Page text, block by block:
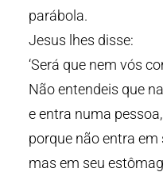
parábola.
Jesus lhes disse:
‘Será que nem vós
Não entendeis que
e entra numa
porque não entra em
mas em seu